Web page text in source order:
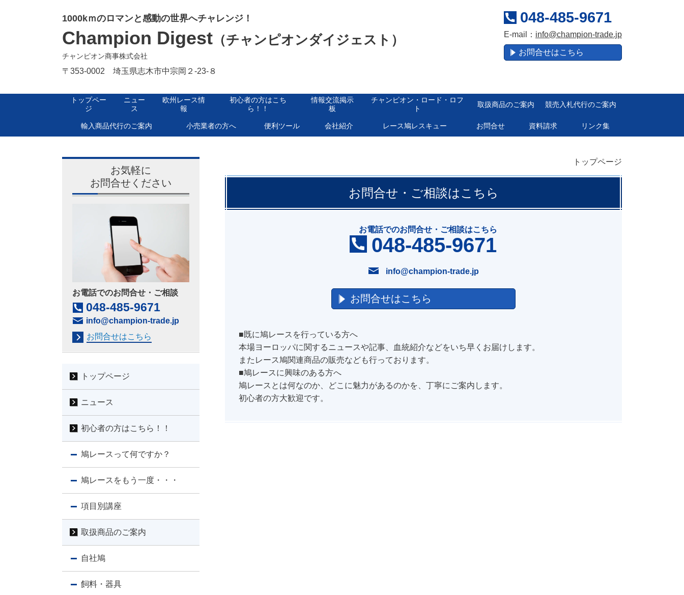
1000kｍのロマンと感動の世界へチャレンジ！
Champion Digest （チャンピオンダイジェスト）
チャンピオン商事株式会社
〒353-0002 埼玉県志木市中宗岡２-23-８
048-485-9671
E-mail： info@champion-trade.jp
お問合せはこちら
トップペー
ジ
ニュー
ス
欧州レース情
報
初心者の方はこち
ら！！
情報交流掲示
板
チャンピオン・ロード・ロフ
ト
取扱商品のご案内 競売入札代行のご案内
輸入商品代行のご案内 小売業者の方へ 便利ツール 会社紹介 レース鳩レスキュー お問合せ 資料請求 リンク集
トップページ
お問合せ・ご相談はこちら
お電話でのお問合せ・ご相談はこちら
048-485-9671
info@champion-trade.jp
お問合せはこちら
■既に鳩レースを行っている方へ
本場ヨーロッパに関するニュースや記事、血統紹介などをいち早くお届けします。
またレース鳩関連商品の販売なども行っております。
■鳩レースに興味のある方へ
鳩レースとは何なのか、どこに魅力があるのかを、丁寧にご案内します。
初心者の方大歓迎です。
お気軽に
お問合せください
お電話でのお問合せ・ご相談
048-485-9671
info@champion-trade.jp
お問合せはこちら
トップページ
ニュース
初心者の方はこちら！！
鳩レースって何ですか？
鳩レースをもう一度・・・
項目別講座
取扱商品のご案内
自社鳩
飼料・器具